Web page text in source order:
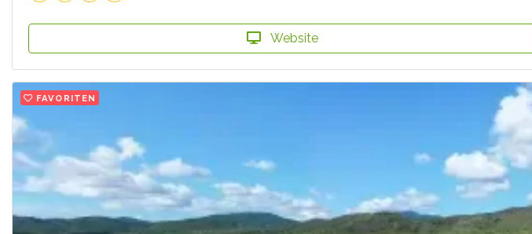
Website
FAVORITEN